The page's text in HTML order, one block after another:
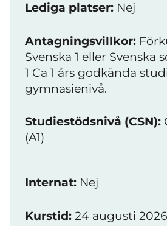
Lediga platser: Nej
Antagningsvillkor:
Svenska 1 eller Svenska
1 Ca 1 års godkända
gymnasienivå.
Studiestödsnivå (CSN):
(A1)
Internat: Nej
Kurstid: 24 augusti